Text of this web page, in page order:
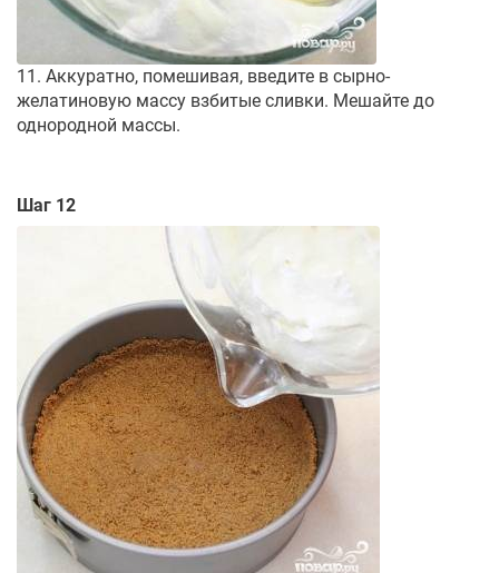
11. Аккуратно, помешивая, введите в сырно-
желатиновую массу взбитые сливки. Мешайте до
однородной массы.
Шаг 12